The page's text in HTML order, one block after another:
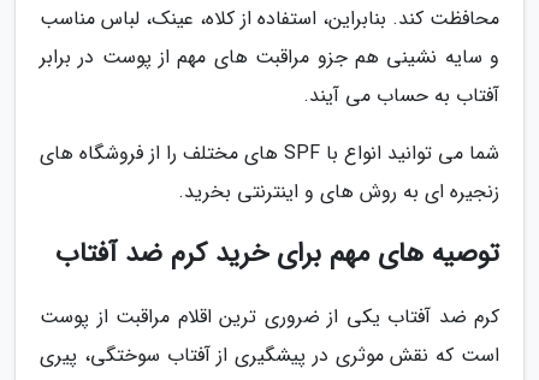
محافظت کند. بنابراین، استفاده از کلاه، عینک، لباس مناسب
و سایه نشینی هم جزو مراقبت های مهم از پوست در برابر
آفتاب به حساب می آیند.
شما می توانید انواع با SPF های مختلف را از فروشگاه های
زنجیره ای به روش های و اینترنتی بخرید.
توصیه های مهم برای خرید کرم ضد آفتاب
کرم ضد آفتاب یکی از ضروری ترین اقلام مراقبت از پوست
است که نقش موثری در پیشگیری از آفتاب سوختگی، پیری